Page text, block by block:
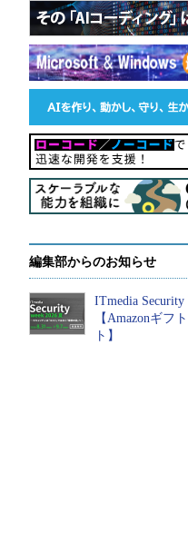
編集部からのお知らせ
ITmedia Security
【Amazonギフ
ト】